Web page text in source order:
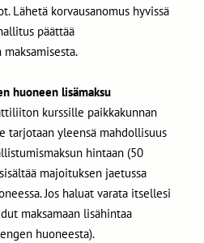
Lähetä korvausanomus hyvissä
päättää
huoneen lisämaksu
kurssille paikkakunnan
tarjotaan yleensä mahdollisuus
hintaan (50
majoituksen jaetussa
Jos haluat varata itsellesi
maksamaan lisähintaa
huoneesta).